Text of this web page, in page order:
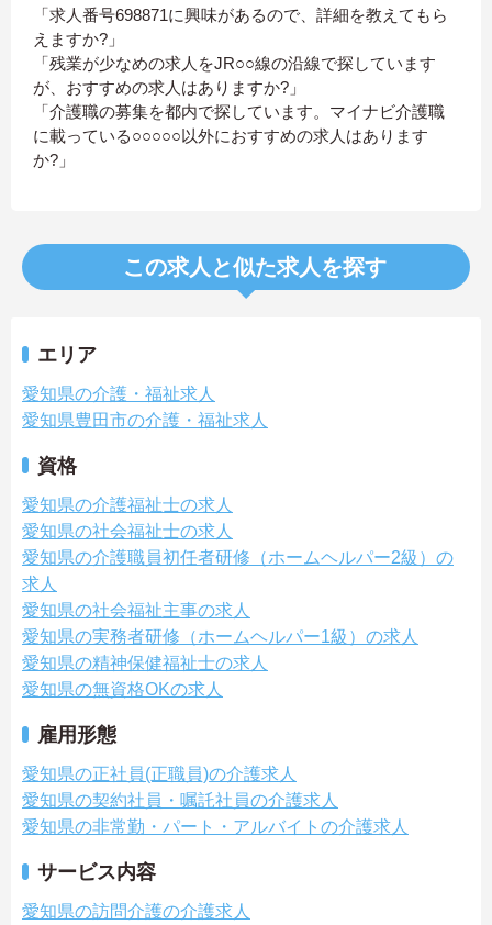
「求人番号698871に興味があるので、詳細を教えてもら
えますか?」
「残業が少なめの求人をJR○○線の沿線で探しています
が、おすすめの求人はありますか?」
「介護職の募集を都内で探しています。マイナビ介護職
に載っている○○○○○以外におすすめの求人はあります
か?」
この求人と似た求人を探す
エリア
愛知県の介護・福祉求人
愛知県豊田市の介護・福祉求人
資格
愛知県の介護福祉士の求人
愛知県の社会福祉士の求人
愛知県の介護職員初任者研修（ホームヘルパー2級）の
求人
愛知県の社会福祉主事の求人
愛知県の実務者研修（ホームヘルパー1級）の求人
愛知県の精神保健福祉士の求人
愛知県の無資格OKの求人
雇用形態
愛知県の正社員(正職員)の介護求人
愛知県の契約社員・嘱託社員の介護求人
愛知県の非常勤・パート・アルバイトの介護求人
サービス内容
愛知県の訪問介護の介護求人